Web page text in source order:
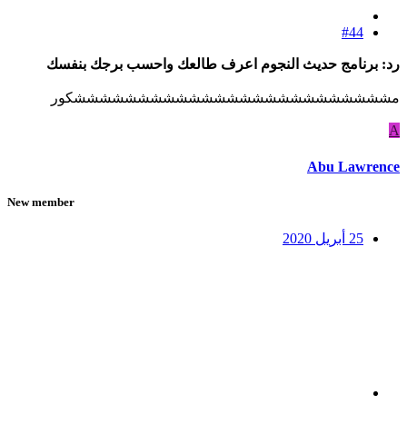
#44
رد: برنامج حديث النجوم اعرف طالعك واحسب برجك بنفسك
مشششششششششششششششششششششششششكور
A
Abu Lawrence
New member
25 أبريل 2020